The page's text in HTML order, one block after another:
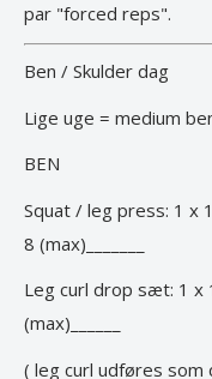
par "forced reps".
Ben / Skulder dag
Lige uge = medium
BEN
Squat / leg press: 1 x
8 (max)_______
Leg curl drop sæt: 1 x
(max)______
( leg curl udføres